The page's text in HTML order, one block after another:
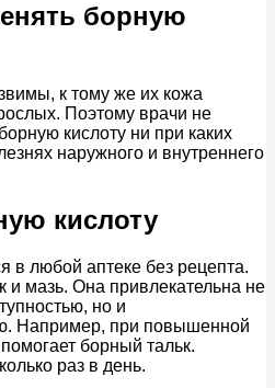
борную
к тому же их кожа
Поэтому врачи не
кислоту ни при каких
наружного и внутреннего
кислоту
в любой аптеке без рецепта.
и мазь. Она привлекательна не
но и
Например, при повышенной
борный тальк.
раз в день.